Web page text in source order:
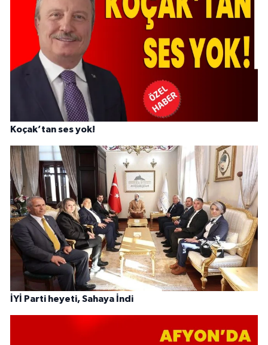
Koçak’tan ses yok!
İYİ Parti heyeti, Sahaya İndi